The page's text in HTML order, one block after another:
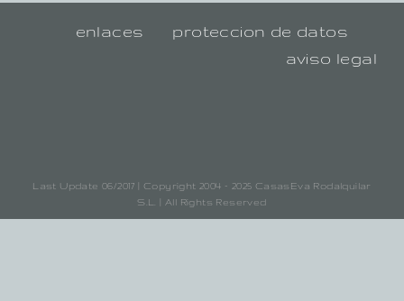
enlaces
proteccion de datos
aviso legal
Last Update 06/2017 | Copyright 2004 - 2025 CasasEva Rodalquilar
S.L. | All Rights Reserved